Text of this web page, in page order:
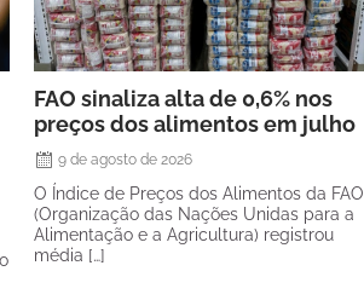
FAO sinaliza alta de 0,6% nos
preços dos alimentos em julho
9 de agosto de 2026
O Índice de Preços dos Alimentos da FAO
(Organização das Nações Unidas para a
Alimentação e a Agricultura) registrou
média […]